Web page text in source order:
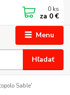
Menu
Hľadať
0 ks
za 0 €
Sable'